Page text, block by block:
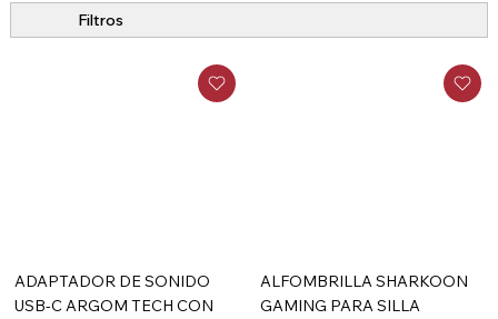
ADAPTADOR DE SONIDO
USB-C ARGOM TECH CON
ALFOMBRILLA SHARKOON
GAMING PARA SILLA
Filtros